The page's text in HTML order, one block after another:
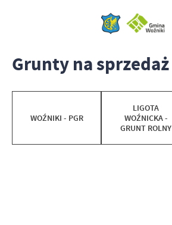
Grunty na sprzedaż
WOŹNIKI - PGR
LIGOTA
WOŹNICKA -
GRUNT ROLNY